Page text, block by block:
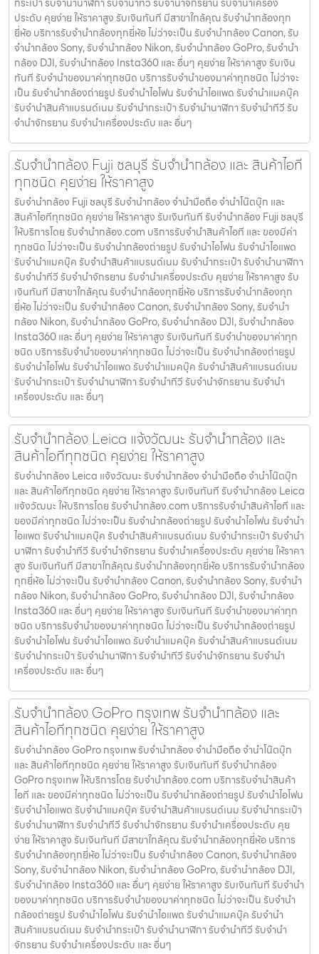
กระเป๋า รับจํานํานาฬิกา รับจํานําทีวี รับจํานําจักรยาน รับจํานําเครื่อง
ประดับ คุยง่าย ให้ราคาสูง รับเงินทันที มีสาขาใกล้คุณ รับจำนำกล้องทุก
ยี่ห้อ บริการรับจำนำกล้องทุกยี่ห้อ ไม่ว่าจะเป็น รับจำนำกล้อง Canon, รับ
จำนำกล้อง Sony, รับจำนำกล้อง Nikon, รับจำนำกล้อง GoPro, รับจำนำ
กล้อง DJI, รับจำนำกล้อง Insta360 และ อื่นๆ คุยง่าย ให้ราคาสูง รับเงิน
ทันที รับจำนำของมาค่าทุกชนิด บริการรับจำนำของมาค่าทุกชนิด ไม่ว่าจะ
เป็น รับจํานํากล้องถ่ายรูป รับจํานําไอโฟน รับจํานําไอแพด รับจํานําแมคบุ๊ค
รับจํานําสินค้าแบรนด์เนม รับจํานํากระเป๋า รับจํานํานาฬิกา รับจํานําทีวี รับ
จํานําจักรยาน รับจํานําเครื่องประดับ และ อื่นๆ
รับจำนำกล้อง Fuji ชลบุรี รับจํานํากล้อง และ สินค้าไอที
ทุกชนิด คุยง่าย ให้ราคาสูง
รับจำนำกล้อง Fuji ชลบุรี รับจํานํากล้อง จำนำมือถือ จำนำโน๊ตบุ๊ก และ
สินค้าไอทีทุกชนิด คุยง่าย ให้ราคาสูง รับเงินทันที รับจำนำกล้อง Fuji ชลบุรี
ให้บริการโดย รับจํานํากล้อง.com บริการรับจํานําสินค้าไอที และ ของมีค่า
ทุกชนิด ไม่ว่าจะเป็น รับจํานํากล้องถ่ายรูป รับจํานําไอโฟน รับจํานําไอแพด
รับจํานําแมคบุ๊ค รับจํานําสินค้าแบรนด์เนม รับจํานํากระเป๋า รับจํานํานาฬิกา
รับจํานําทีวี รับจํานําจักรยาน รับจํานําเครื่องประดับ คุยง่าย ให้ราคาสูง รับ
เงินทันที มีสาขาใกล้คุณ รับจำนำกล้องทุกยี่ห้อ บริการรับจำนำกล้องทุก
ยี่ห้อ ไม่ว่าจะเป็น รับจำนำกล้อง Canon, รับจำนำกล้อง Sony, รับจำนำ
กล้อง Nikon, รับจำนำกล้อง GoPro, รับจำนำกล้อง DJI, รับจำนำกล้อง
Insta360 และ อื่นๆ คุยง่าย ให้ราคาสูง รับเงินทันที รับจำนำของมาค่าทุก
ชนิด บริการรับจำนำของมาค่าทุกชนิด ไม่ว่าจะเป็น รับจํานํากล้องถ่ายรูป
รับจํานําไอโฟน รับจํานําไอแพด รับจํานําแมคบุ๊ค รับจํานําสินค้าแบรนด์เนม
รับจํานํากระเป๋า รับจํานํานาฬิกา รับจํานําทีวี รับจํานําจักรยาน รับจํานํา
เครื่องประดับ และ อื่นๆ
รับจำนำกล้อง Leica แจ้งวัฒนะ รับจํานํากล้อง และ
สินค้าไอทีทุกชนิด คุยง่าย ให้ราคาสูง
รับจำนำกล้อง Leica แจ้งวัฒนะ รับจํานํากล้อง จำนำมือถือ จำนำโน๊ตบุ๊ก
และ สินค้าไอทีทุกชนิด คุยง่าย ให้ราคาสูง รับเงินทันที รับจำนำกล้อง Leica
แจ้งวัฒนะ ให้บริการโดย รับจํานํากล้อง.com บริการรับจํานําสินค้าไอที และ
ของมีค่าทุกชนิด ไม่ว่าจะเป็น รับจํานํากล้องถ่ายรูป รับจํานําไอโฟน รับจํานํา
ไอแพด รับจํานําแมคบุ๊ค รับจํานําสินค้าแบรนด์เนม รับจํานํากระเป๋า รับจํานํา
นาฬิกา รับจํานําทีวี รับจํานําจักรยาน รับจํานําเครื่องประดับ คุยง่าย ให้ราคา
สูง รับเงินทันที มีสาขาใกล้คุณ รับจำนำกล้องทุกยี่ห้อ บริการรับจำนำกล้อง
ทุกยี่ห้อ ไม่ว่าจะเป็น รับจำนำกล้อง Canon, รับจำนำกล้อง Sony, รับจำนำ
กล้อง Nikon, รับจำนำกล้อง GoPro, รับจำนำกล้อง DJI, รับจำนำกล้อง
Insta360 และ อื่นๆ คุยง่าย ให้ราคาสูง รับเงินทันที รับจำนำของมาค่าทุก
ชนิด บริการรับจำนำของมาค่าทุกชนิด ไม่ว่าจะเป็น รับจํานํากล้องถ่ายรูป
รับจํานําไอโฟน รับจํานําไอแพด รับจํานําแมคบุ๊ค รับจํานําสินค้าแบรนด์เนม
รับจํานํากระเป๋า รับจํานํานาฬิกา รับจํานําทีวี รับจํานําจักรยาน รับจํานํา
เครื่องประดับ และ อื่นๆ
รับจำนำกล้อง GoPro กรุงเทพ รับจํานํากล้อง และ
สินค้าไอทีทุกชนิด คุยง่าย ให้ราคาสูง
รับจำนำกล้อง GoPro กรุงเทพ รับจํานํากล้อง จำนำมือถือ จำนำโน๊ตบุ๊ก
และ สินค้าไอทีทุกชนิด คุยง่าย ให้ราคาสูง รับเงินทันที รับจำนำกล้อง
GoPro กรุงเทพ ให้บริการโดย รับจํานํากล้อง.com บริการรับจํานําสินค้า
ไอที และ ของมีค่าทุกชนิด ไม่ว่าจะเป็น รับจํานํากล้องถ่ายรูป รับจํานําไอโฟน
รับจํานําไอแพด รับจํานําแมคบุ๊ค รับจํานําสินค้าแบรนด์เนม รับจํานํากระเป๋า
รับจํานํานาฬิกา รับจํานําทีวี รับจํานําจักรยาน รับจํานําเครื่องประดับ คุย
ง่าย ให้ราคาสูง รับเงินทันที มีสาขาใกล้คุณ รับจำนำกล้องทุกยี่ห้อ บริการ
รับจำนำกล้องทุกยี่ห้อ ไม่ว่าจะเป็น รับจำนำกล้อง Canon, รับจำนำกล้อง
Sony, รับจำนำกล้อง Nikon, รับจำนำกล้อง GoPro, รับจำนำกล้อง DJI,
รับจำนำกล้อง Insta360 และ อื่นๆ คุยง่าย ให้ราคาสูง รับเงินทันที รับจำนำ
ของมาค่าทุกชนิด บริการรับจำนำของมาค่าทุกชนิด ไม่ว่าจะเป็น รับจํานํา
กล้องถ่ายรูป รับจํานําไอโฟน รับจํานําไอแพด รับจํานําแมคบุ๊ค รับจํานํา
สินค้าแบรนด์เนม รับจํานํากระเป๋า รับจํานํานาฬิกา รับจํานําทีวี รับจํานํา
จักรยาน รับจํานําเครื่องประดับ และ อื่นๆ